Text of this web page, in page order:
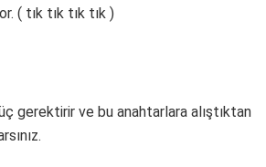
( tık tık tık tık )
gerektirir ve bu anahtarlara alıştıktan